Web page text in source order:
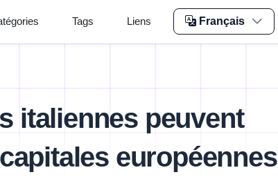
Tags Liens Français
italiennes peuvent
européennes